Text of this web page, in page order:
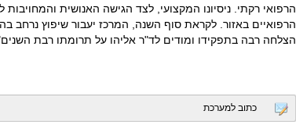
הרפואי רקתי. ניסיונו המקצועי, לצד הגישה האנושית
הצלחה רבה בתפקידו ומודים לד"ר אליהו על תרומתו רבת
כתוב למערכת